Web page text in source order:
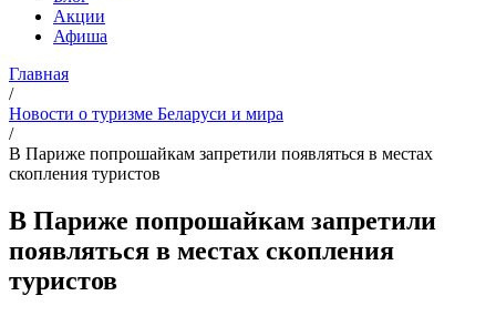
Акции
Афиша
Главная
/
Новости о туризме Беларуси и мира
/
В Париже попрошайкам запретили появляться в местах
скопления туристов
В Париже попрошайкам запретили
появляться в местах скопления
туристов